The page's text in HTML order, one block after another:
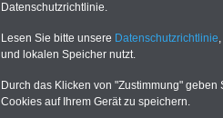
inkl.
des
Datenschutzrichtlinie.
Lesen Sie bitte unsere Datenschutzrichtlinie
und lokalen Speicher nutzt.
Durch das Klicken von "Zustimmung"
Cookies auf Ihrem Gerät zu speichern.